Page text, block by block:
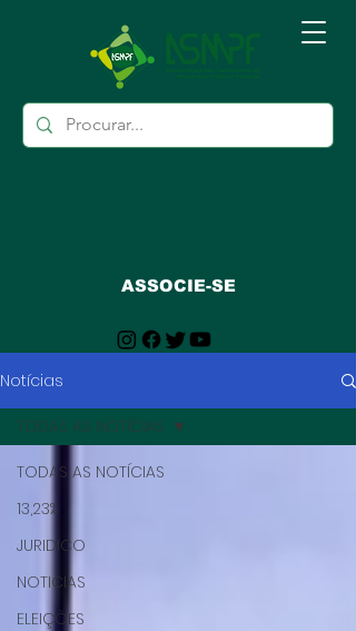
ASSOCIE-SE
Notícias
TODAS AS NOTÍCIAS
13,23%
JURIDICO
NOTICIAS
ELEIÇÕES
TODAS AS NOTÍCIAS